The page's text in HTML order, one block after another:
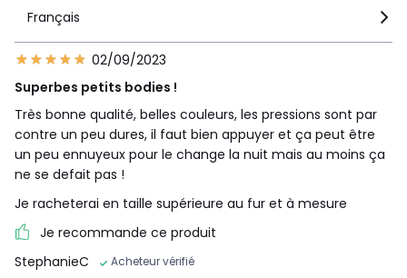
Français
02/09/2023
Superbes petits bodies !
Très bonne qualité, belles couleurs, les pressions sont par
contre un peu dures, il faut bien appuyer et ça peut être
un peu ennuyeux pour le change la nuit mais au moins ça
ne se defait pas !
Je racheterai en taille supérieure au fur et à mesure
Je recommande ce produit
StephanieC
Acheteur vérifié